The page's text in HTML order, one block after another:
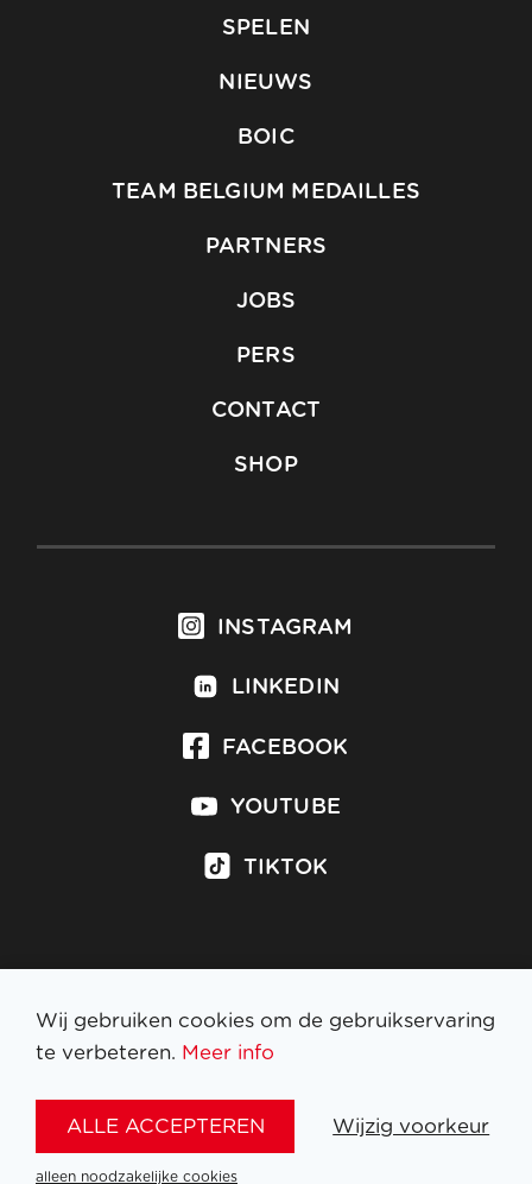
SPELEN
NIEUWS
BOIC
TEAM BELGIUM MEDAILLES
PARTNERS
JOBS
PERS
CONTACT
SHOP
INSTAGRAM
LINKEDIN
FACEBOOK
YOUTUBE
TIKTOK
Inschrijven op nieuwsbrief
Wij gebruiken cookies om de gebruikservaring
te verbeteren. Meer info
ALLE ACCEPTEREN Wijzig voorkeur
alleen noodzakelijke cookies